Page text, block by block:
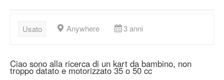
Usato Anywhere 3 anni
Ciao sono alla ricerca di un kart da bambino, non
troppo datato e motorizzato 35 o 50 cc